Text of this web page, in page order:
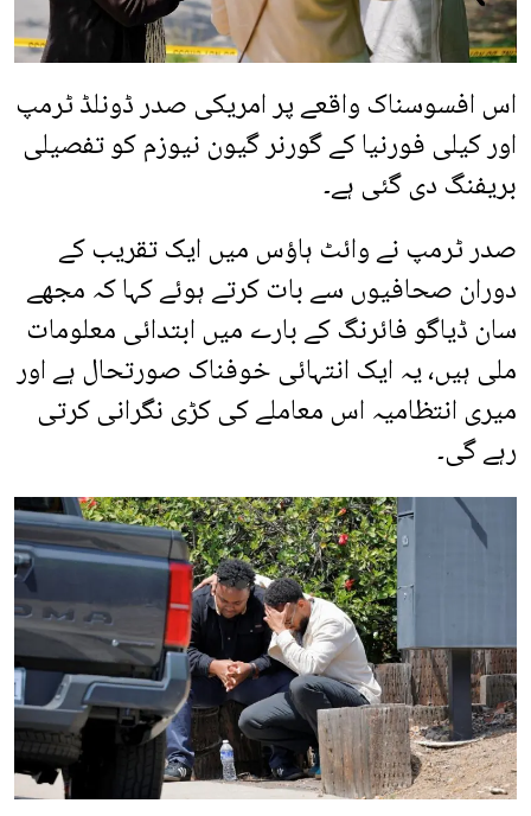
اس افسوسناک واقعے پر امریکی صدر ڈونلڈ ٹرمپ
اور کیلی فورنیا کے گورنر گیون نیوزم کو تفصیلی
بریفنگ دی گئی ہے۔
صدر ٹرمپ نے وائٹ ہاؤس میں ایک تقریب کے
دوران صحافیوں سے بات کرتے ہوئے کہا کہ مجھے
سان ڈیاگو فائرنگ کے بارے میں ابتدائی معلومات
ملی ہیں، یہ ایک انتہائی خوفناک صورتحال ہے اور
میری انتظامیہ اس معاملے کی کڑی نگرانی کرتی
رہے گی۔